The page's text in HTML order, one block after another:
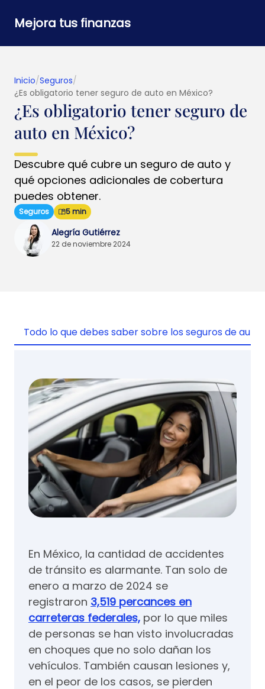
Mejora tus finanzas
Inicio/Seguros/
¿Es obligatorio tener seguro de auto en México?
¿Es obligatorio tener seguro de
auto en México?
Descubre qué cubre un seguro de auto y
qué opciones adicionales de cobertura
puedes obtener.
Seguros 5 min
Alegría Gutiérrez
22 de noviembre 2024
Todo lo que debes saber sobre los seguros de
En México, la cantidad de accidentes
de tránsito es alarmante. Tan solo de
enero a marzo de 2024 se
registraron 3,519 percances en
carreteras federales, por lo que miles
de personas se han visto involucradas
en choques que no solo dañan los
vehículos. También causan lesiones y,
en el peor de los casos, se pierden